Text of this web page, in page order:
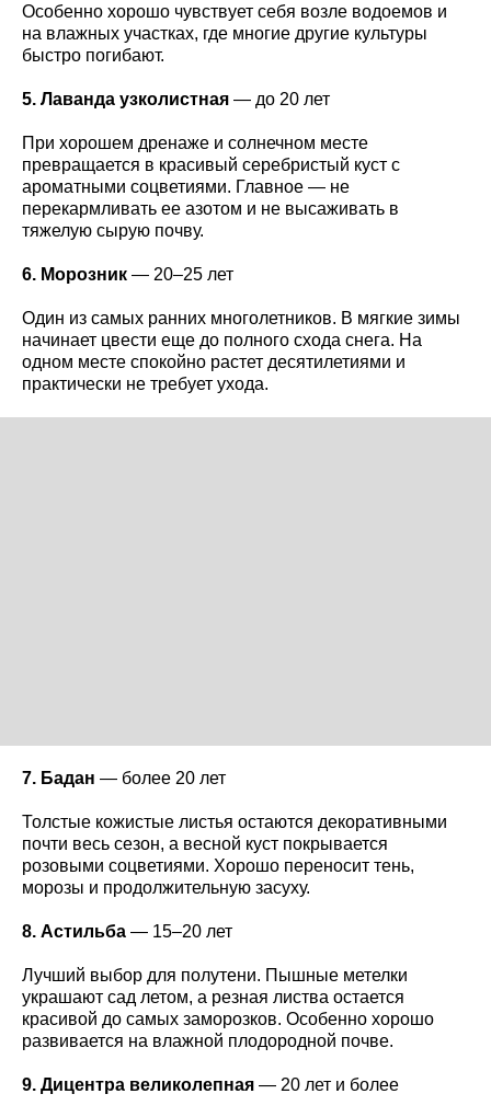
Особенно хорошо чувствует себя возле водоемов и
на влажных участках, где многие другие культуры
быстро погибают.
5. Лаванда узколистная — до 20 лет
При хорошем дренаже и солнечном месте
превращается в красивый серебристый куст с
ароматными соцветиями. Главное — не
перекармливать ее азотом и не высаживать в
тяжелую сырую почву.
6. Морозник — 20–25 лет
Один из самых ранних многолетников. В мягкие зимы
начинает цвести еще до полного схода снега. На
одном месте спокойно растет десятилетиями и
практически не требует ухода.
7. Бадан — более 20 лет
Толстые кожистые листья остаются декоративными
почти весь сезон, а весной куст покрывается
розовыми соцветиями. Хорошо переносит тень,
морозы и продолжительную засуху.
8. Астильба — 15–20 лет
Лучший выбор для полутени. Пышные метелки
украшают сад летом, а резная листва остается
красивой до самых заморозков. Особенно хорошо
развивается на влажной плодородной почве.
9. Дицентра великолепная — 20 лет и более